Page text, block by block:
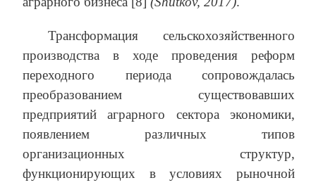
Трансформация сельскохозяйственного
производства в ходе проведения реформ
переходного периода сопровождалась
преобразованием существовавших
предприятий аграрного сектора экономики,
появлением различных типов
организационных структур,
функционирующих в условиях рыночной